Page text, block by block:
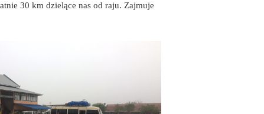
30 km dzielące nas od raju. Zajmuje